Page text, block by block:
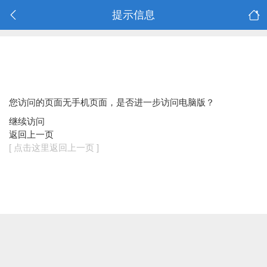
提示信息
您访问的页面无手机页面，是否进一步访问电脑版？
继续访问
返回上一页
[ 点击这里返回上一页 ]